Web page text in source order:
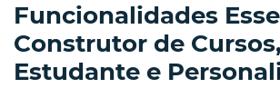
Funcionalidades
Construtor de
Estudante e